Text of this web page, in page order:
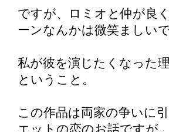
ですが、ロミオと仲が良
ーンなんかは微笑ましいで
私が彼を演じたくなった
ということ。
この作品は両家の争いに
エットの恋のお話ですが